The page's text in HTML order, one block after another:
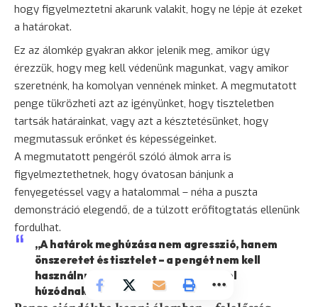
hogy figyelmeztetni akarunk valakit, hogy ne lépje át ezeket
a határokat.
Ez az álomkép gyakran akkor jelenik meg, amikor úgy
érezzük, hogy meg kell védenünk magunkat, vagy amikor
szeretnénk, ha komolyan vennének minket. A megmutatott
penge tükrözheti azt az igényünket, hogy tiszteletben
tartsák határainkat, vagy azt a késztetésünket, hogy
megmutassuk erőnket és képességeinket.
A megmutatott pengéről szóló álmok arra is
figyelmeztethetnek, hogy óvatosan bánjunk a
fenyegetéssel vagy a hatalommal – néha a puszta
demonstráció elegendő, de a túlzott erőfitogtatás ellenünk
fordulhat.
„A határok meghúzása nem agresszió, hanem
önszeretet és tisztelet – a pengét nem kell
használnunk ahhoz, hogy jelezzük, hol
húzódnak határaink.”